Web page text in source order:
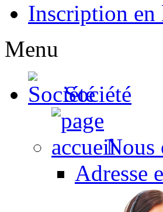
Inscription en
Menu
Société
Nous
Adresse